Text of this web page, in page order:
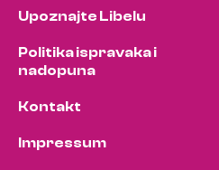
Upoznajte Libelu
Politika ispravaka i
nadopuna
Kontakt
Impressum